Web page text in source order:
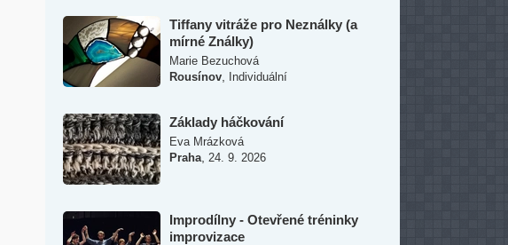
Tiffany vitráže pro Neználky (a
mírné Ználky)
Marie Bezuchová
Rousínov
Individuální
Základy háčkování
Eva Mrázková
Praha 24. 9. 2026
Improdílny - Otevřené tréninky
improvizace